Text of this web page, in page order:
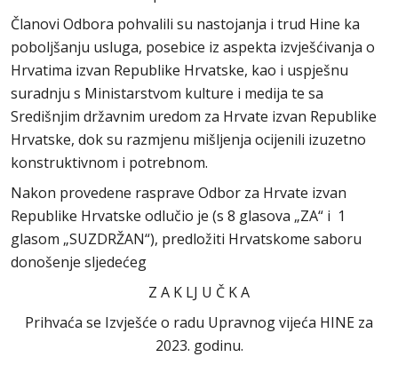
Članovi Odbora pohvalili su nastojanja i trud Hine ka
poboljšanju usluga, posebice iz aspekta izvješćivanja o
Hrvatima izvan Republike Hrvatske, kao i uspješnu
suradnju s Ministarstvom kulture i medija te sa
Središnjim državnim uredom za Hrvate izvan Republike
Hrvatske, dok su razmjenu mišljenja ocijenili izuzetno
konstruktivnom i potrebnom.
Nakon provedene rasprave Odbor za Hrvate izvan
Republike Hrvatske odlučio je (s 8 glasova „ZA“ i 1
glasom „SUZDRŽAN“), predložiti Hrvatskome saboru
donošenje sljedećeg
Z A K LJ U Č K A
Prihvaća se Izvješće o radu Upravnog vijeća HINE za
2023. godinu.